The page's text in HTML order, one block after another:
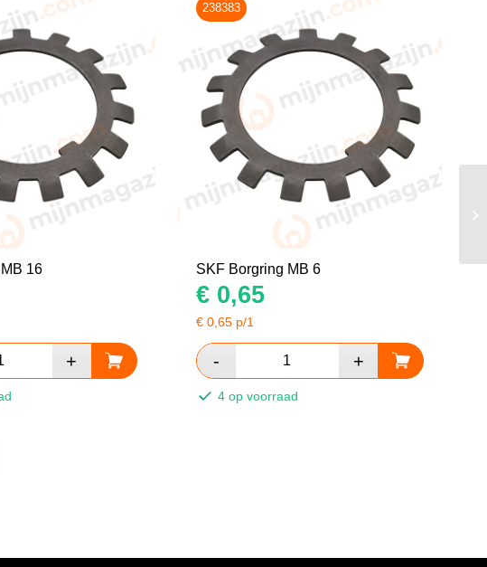
16
238383
SKF Borgring MB 6
€0,65
€ 0,65p/1
4 op voorraad